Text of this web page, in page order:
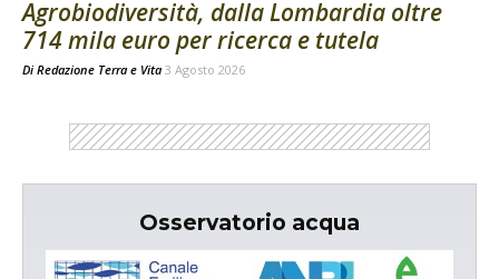
Agrobiodiversità, dalla Lombardia oltre
714 mila euro per ricerca e tutela
Di Redazione Terra e Vita 3 Agosto 2026
Osservatorio acqua